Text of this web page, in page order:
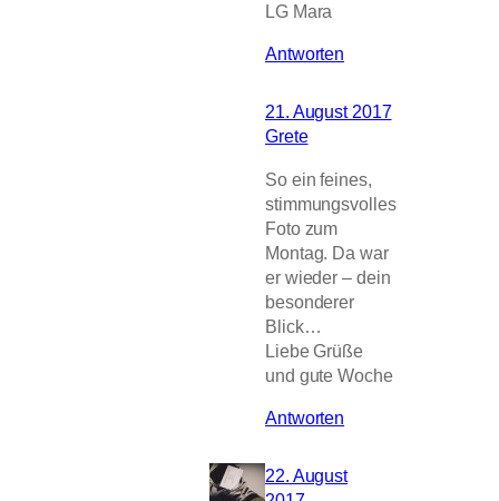
LG Mara
Antworten
21. August 2017
Grete
So ein feines,
stimmungsvolles
Foto zum
Montag. Da war
er wieder – dein
besonderer
Blick…
Liebe Grüße
und gute Woche
Antworten
22. August